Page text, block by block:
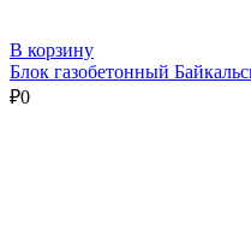
В корзину
Блок газобетонный
₽0